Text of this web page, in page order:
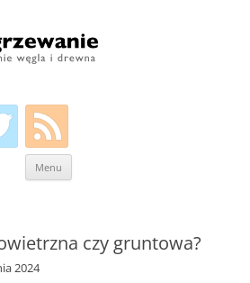
Menu
czy gruntowa?
2024